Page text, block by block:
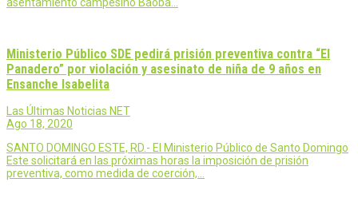
Ministerio Público SDE pedirá prisión preventiva contra “El
Panadero” por violación y asesinato de niña de 9 años en
Ensanche Isabelita
Las Últimas Noticias NET
Ago 18, 2020
SANTO DOMINGO ESTE, RD.- El Ministerio Público de Santo Domingo
Este solicitará en las próximas horas la imposición de prisión
preventiva, como medida de coerción,…